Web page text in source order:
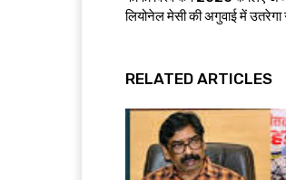
लियोनेल मेसी की अगुवाई में
RELATED ARTICLES